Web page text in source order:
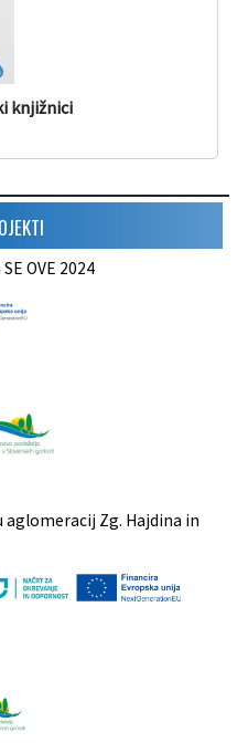
knjižnici
OVE 2024
Zg. Hajdina in